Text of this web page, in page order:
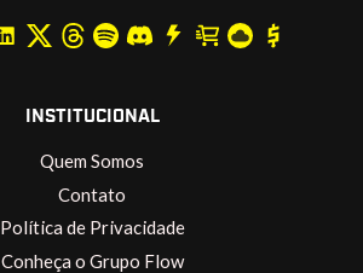
INSTITUCIONAL
Quem Somos
Contato
Política de Privacidade
Conheça o Grupo Flow